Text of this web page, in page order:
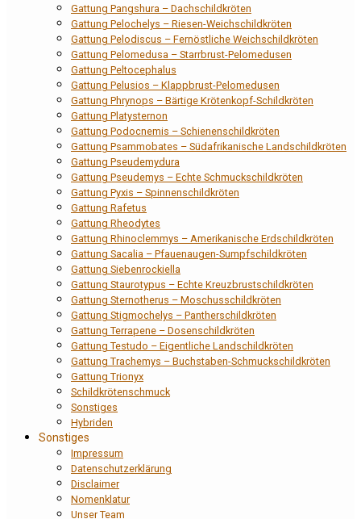
Gattung Pangshura – Dachschildkröten
Gattung Pelochelys – Riesen-Weichschildkröten
Gattung Pelodiscus – Fernöstliche Weichschildkröten
Gattung Pelomedusa – Starrbrust-Pelomedusen
Gattung Peltocephalus
Gattung Pelusios – Klappbrust-Pelomedusen
Gattung Phrynops – Bärtige Krötenkopf-Schildkröten
Gattung Platysternon
Gattung Podocnemis – Schienenschildkröten
Gattung Psammobates – Südafrikanische Landschildkröten
Gattung Pseudemydura
Gattung Pseudemys – Echte Schmuckschildkröten
Gattung Pyxis – Spinnenschildkröten
Gattung Rafetus
Gattung Rheodytes
Gattung Rhinoclemmys – Amerikanische Erdschildkröten
Gattung Sacalia – Pfauenaugen-Sumpfschildkröten
Gattung Siebenrockiella
Gattung Staurotypus – Echte Kreuzbrustschildkröten
Gattung Sternotherus – Moschusschildkröten
Gattung Stigmochelys – Pantherschildkröten
Gattung Terrapene – Dosenschildkröten
Gattung Testudo – Eigentliche Landschildkröten
Gattung Trachemys – Buchstaben-Schmuckschildkröten
Gattung Trionyx
Schildkrötenschmuck
Sonstiges
Hybriden
Sonstiges
Impressum
Datenschutzerklärung
Disclaimer
Nomenklatur
Unser Team